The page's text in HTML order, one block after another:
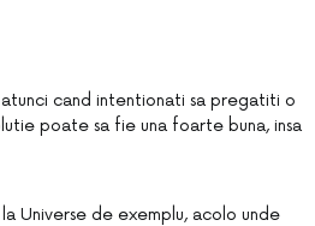
cand intentionati sa pregatiti o
poate sa fie una foarte buna, insa
Universe de exemplu, acolo unde